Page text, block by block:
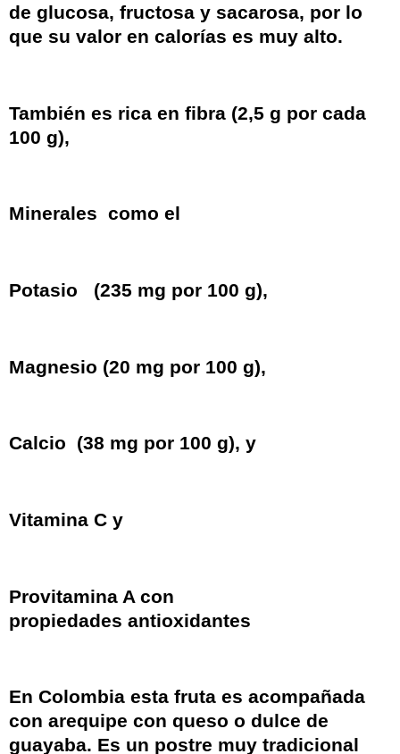
de glucosa, fructosa y sacarosa, por lo
que su valor en calorías es muy alto.
También es rica en fibra (2,5 g por cada
100 g),
Minerales como el
Potasio (235 mg por 100 g),
Magnesio (20 mg por 100 g),
Calcio (38 mg por 100 g), y
Vitamina C y
Provitamina A con
propiedades antioxidantes
En Colombia esta fruta es acompañada
con arequipe con queso o dulce de
guayaba. Es un postre muy tradicional